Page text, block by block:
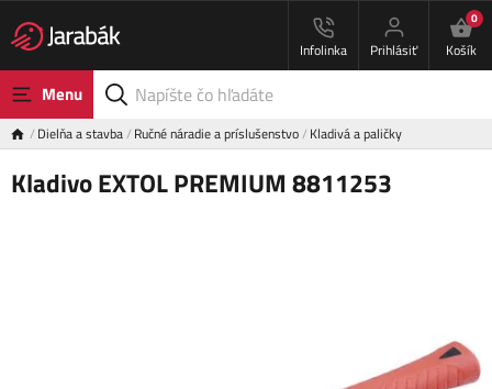
Infolinka Prihlásiť
0
Košík
Menu
Dielňa a stavba Ručné náradie a príslušenstvo Kladivá a paličky
Kladivo EXTOL PREMIUM 8811253